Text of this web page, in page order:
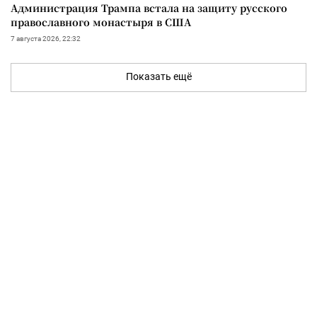
Администрация Трампа встала на защиту русского
православного монастыря в США
7 августа 2026, 22:32
Показать ещё